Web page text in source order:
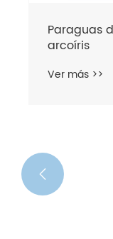
Paraguas
arcoíris
Ver más >>
